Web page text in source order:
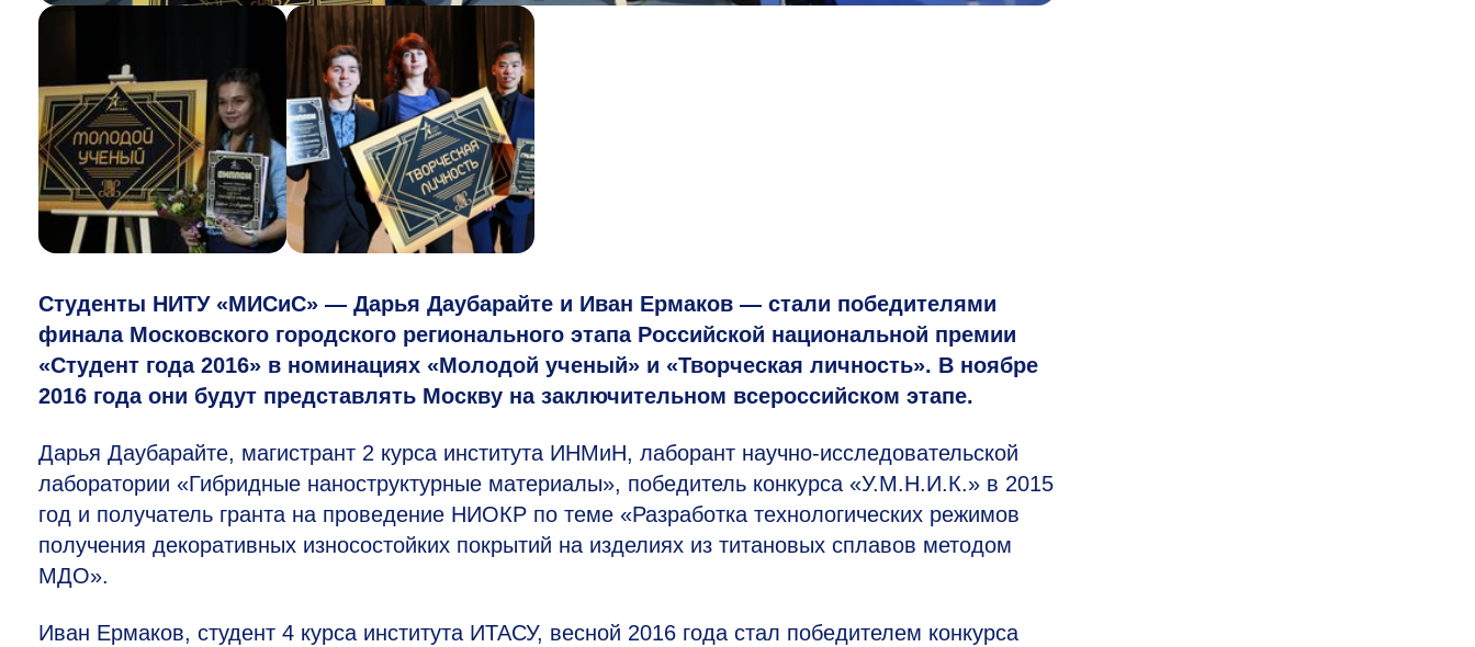
Студенты НИТУ «МИСиС» — Дарья Даубарайте и Иван Ермаков — стали победителями
финала Московского городского регионального этапа Российской национальной премии
«Студент года 2016» в номинациях «Молодой ученый» и «Творческая личность». В ноябре
2016 года они будут представлять Москву на заключительном всероссийском этапе.
Дарья Даубарайте, магистрант 2 курса института ИНМиН, лаборант научно-исследовательской
лаборатории «Гибридные наноструктурные материалы», победитель конкурса «У.М.Н.И.К.» в 2015
год и получатель гранта на проведение НИОКР по теме «Разработка технологических режимов
получения декоративных износостойких покрытий на изделиях из титановых сплавов методом
МДО».
Иван Ермаков, студент 4 курса института ИТАСУ, весной 2016 года стал победителем конкурса